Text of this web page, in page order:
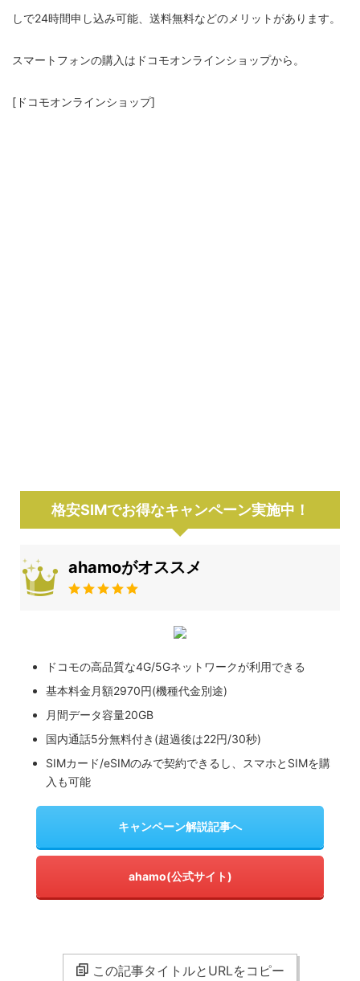
しで24時間申し込み可能、送料無料などのメリットがあります。
スマートフォンの購入はドコモオンラインショップから。
[ドコモオンラインショップ]
格安SIMでお得なキャンペーン実施中！
ahamoがオススメ
ドコモの高品質な4G/5Gネットワークが利用できる
基本料金月額2970円(機種代金別途)
月間データ容量20GB
国内通話5分無料付き(超過後は22円/30秒)
SIMカード/eSIMのみで契約できるし、スマホとSIMを購
入も可能
キャンペーン解説記事へ
ahamo(公式サイト)
この記事タイトルとURLをコピー